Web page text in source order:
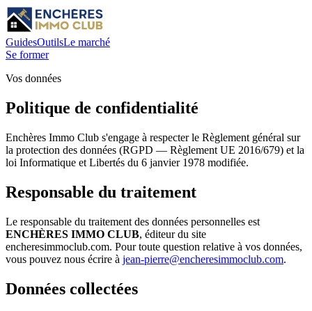
GuidesOutilsLe marché
Se former
Vos données
Politique de confidentialité
Enchères Immo Club s'engage à respecter le Règlement général sur
la protection des données (RGPD — Règlement UE 2016/679) et la
loi Informatique et Libertés du 6 janvier 1978 modifiée.
Responsable du traitement
Le responsable du traitement des données personnelles est
ENCHÈRES IMMO CLUB, éditeur du site
encheresimmoclub.com. Pour toute question relative à vos données,
vous pouvez nous écrire à jean-pierre@encheresimmoclub.com.
Données collectées